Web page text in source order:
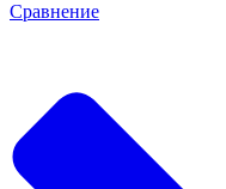
Сравнение